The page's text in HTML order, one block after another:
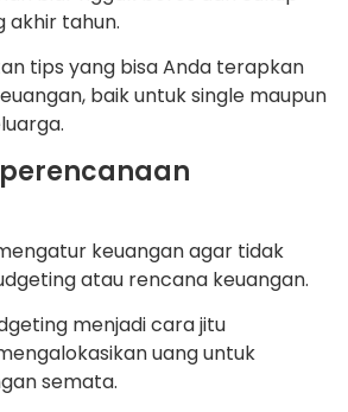
akhir tahun.
tips yang bisa Anda terapkan
baik untuk single maupun
keuangan agar tidak
atau rencana keuangan.
menjadi cara jitu
uang untuk
semata.